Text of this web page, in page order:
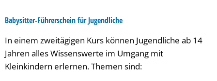
Babysitter-Führerschein für Jugendliche
In einem zweitägigen Kurs können Jugendliche ab 14
Jahren alles Wissenswerte im Umgang mit
Kleinkindern erlernen. Themen sind: